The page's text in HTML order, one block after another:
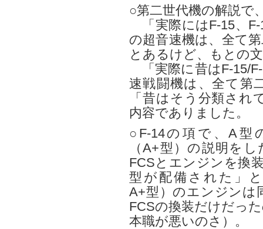
○第二世代機の解説で
「実際にはF-15、F-
の超音速機は、全て
とあるけど、もとの
「実際に昔はF-15/
速戦闘機は、全て第
「昔はそう分類さ
内容でありました。
○F-14の項で、A型
（A+型）の説明を
FCSとエンジンを換
型が配備された」
A+型）のエンジンは
FCSの換装だけだっ
本職が悪いのさ）。